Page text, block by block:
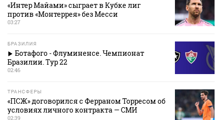
«Интер Майами» сыграет в Кубке лиг
против «Монтеррея» без Месси
03:27
БРАЗИЛИЯ
Ботафого - Флуминенсе. Чемпионат
Бразилии. Тур 22
02:46
ТРАНСФЕРЫ
«ПСЖ» договорился с Ферраном Торресом об
условиях личного контракта — СМИ
02:39